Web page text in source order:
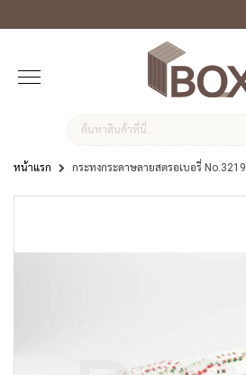
หน้าแรก กระทงกระดาษลายสตรอเบอรี่ No.3219